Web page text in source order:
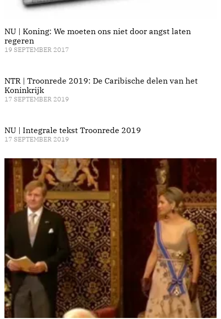
NU | Koning: We moeten ons niet door angst laten
regeren
19 SEPTEMBER 2017
NTR | Troonrede 2019: De Caribische delen van het
Koninkrijk
17 SEPTEMBER 2019
NU | Integrale tekst Troonrede 2019
17 SEPTEMBER 2019